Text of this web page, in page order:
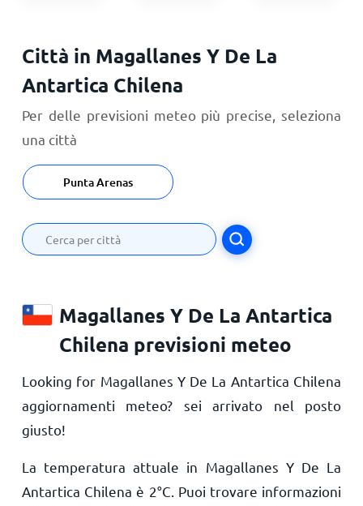
Città in Magallanes Y De La
Antartica Chilena
Per delle previsioni meteo più precise, seleziona
una città
Punta Arenas
Magallanes Y De La Antartica
Chilena previsioni meteo
Looking for Magallanes Y De La Antartica Chilena
aggiornamenti meteo? sei arrivato nel posto
giusto!
La temperatura attuale in Magallanes Y De La
Antartica Chilena è 2°C . Puoi trovare informazioni